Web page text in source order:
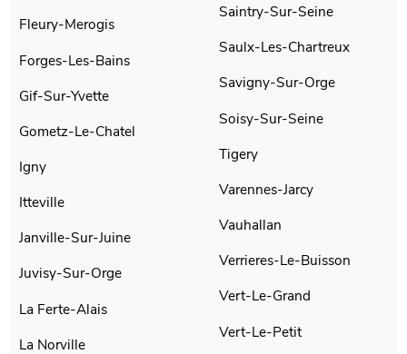
Fleury-Merogis
Forges-Les-Bains
Gif-Sur-Yvette
Gometz-Le-Chatel
Igny
Itteville
Janville-Sur-Juine
Juvisy-Sur-Orge
La Ferte-Alais
La Norville
Saintry-Sur-Seine
Saulx-Les-Chartreux
Savigny-Sur-Orge
Soisy-Sur-Seine
Tigery
Varennes-Jarcy
Vauhallan
Verrieres-Le-Buisson
Vert-Le-Grand
Vert-Le-Petit